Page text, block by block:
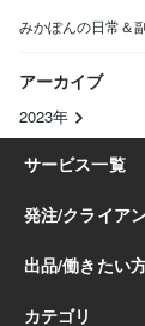
みかぽんの日常＆
アーカイブ
2023年